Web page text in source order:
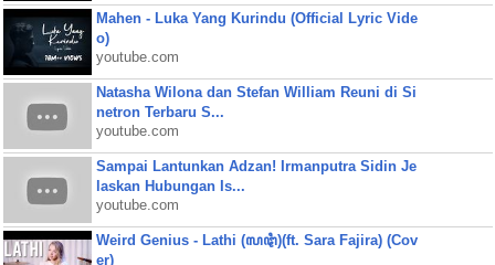
Mahen - Luka Yang Kurindu (Official Lyric Vide
o)
youtube.com
Natasha Wilona dan Stefan William Reuni di Si
netron Terbaru S...
youtube.com
Sampai Lantunkan Adzan! Irmanputra Sidin Je
laskan Hubungan Is...
youtube.com
Weird Genius - Lathi (ꦭꦛꦶ)(ft. Sara Fajira) (Cov
er)